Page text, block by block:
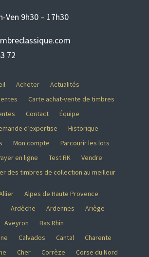
Ven 9h30 – 17h30
72
Acheter
Actualités
Carte achat-vente de timbres
Contact
Équipe
d’expertise
Historique
Mon compte
Parcourir les lots
en ligne Test RK
Vendre
des timbres de collection au meilleur
Alpes de Haute Provence
Ardèche Ardennes
Ariège
Aveyron
Bas Rhin
Calvados Cantal
Charente
Cher Corrèze
Corse du Nord